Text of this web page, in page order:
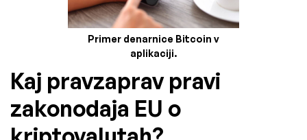
Primer denarnice Bitcoin v
aplikaciji.
Kaj pravzaprav pravi
zakonodaja EU o